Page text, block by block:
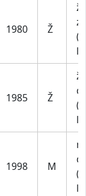
1980 Ž
1985 Ž
1998 M